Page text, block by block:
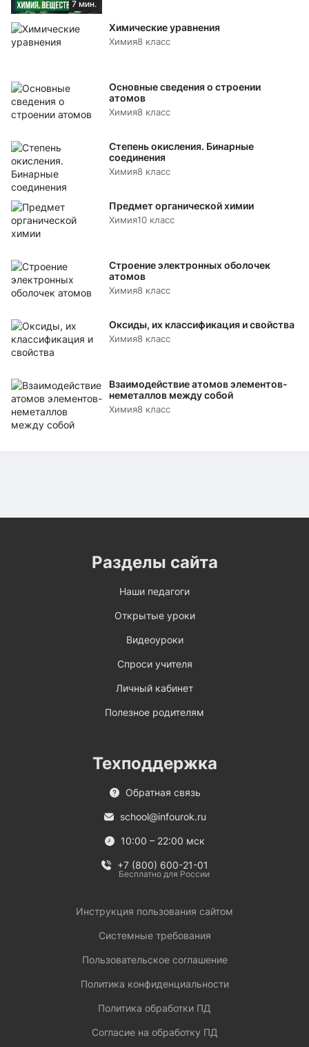
7 мин.
Химические уравнения
Химия8 класс
Основные сведения о строении
атомов
Химия8 класс
Степень окисления. Бинарные
соединения
Химия8 класс
Предмет органической химии
Химия10 класс
Строение электронных оболочек
атомов
Химия8 класс
Оксиды, их классификация и свойства
Химия8 класс
Взаимодействие атомов элементов-
неметаллов между собой
Химия8 класс
Разделы сайта
Наши педагоги
Открытые уроки
Видеоуроки
Спроси учителя
Личный кабинет
Полезное родителям
Техподдержка
Обратная связь
school@infourok.ru
10:00 – 22:00 мск
+7 (800) 600-21-01
Бесплатно для России
Инструкция пользования сайтом
Системные требования
Пользовательское соглашение
Политика конфиденциальности
Политика обработки ПД
Согласие на обработку ПД